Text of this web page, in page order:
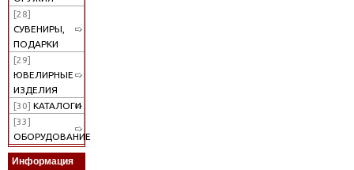
[28]
СУВЕНИРЫ,
ПОДАРКИ
[29]
ЮВЕЛИРНЫЕ
ИЗДЕЛИЯ
[30] КАТАЛОГИ
[33]
ОБОРУДОВАНИЕ
Информация